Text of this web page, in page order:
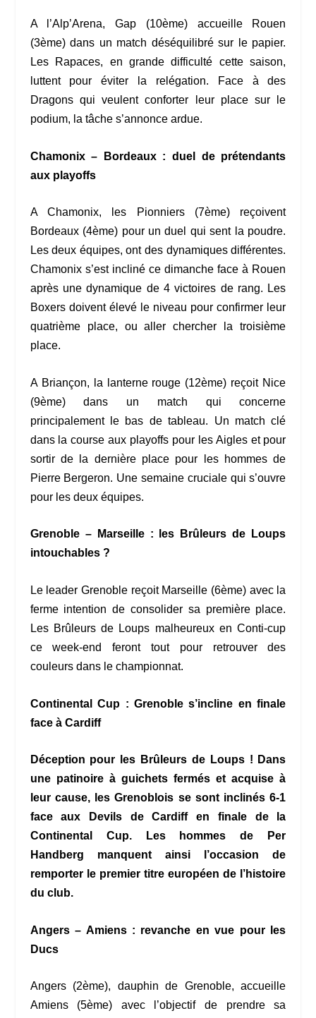
A l’Alp’Arena, Gap (10ème) accueille Rouen
(3ème) dans un match déséquilibré sur le papier.
Les Rapaces, en grande difficulté cette saison,
luttent pour éviter la relégation. Face à des
Dragons qui veulent conforter leur place sur le
podium, la tâche s’annonce ardue.
Chamonix – Bordeaux : duel de prétendants
aux playoffs
A Chamonix, les Pionniers (7ème) reçoivent
Bordeaux (4ème) pour un duel qui sent la poudre.
Les deux équipes, ont des dynamiques différentes.
Chamonix s’est incliné ce dimanche face à Rouen
après une dynamique de 4 victoires de rang. Les
Boxers doivent élevé le niveau pour confirmer leur
quatrième place, ou aller chercher la troisième
place.
A Briançon, la lanterne rouge (12ème) reçoit Nice
(9ème) dans un match qui concerne
principalement le bas de tableau. Un match clé
dans la course aux playoffs pour les Aigles et pour
sortir de la dernière place pour les hommes de
Pierre Bergeron. Une semaine cruciale qui s’ouvre
pour les deux équipes.
Grenoble – Marseille : les Brûleurs de Loups
intouchables ?
Le leader Grenoble reçoit Marseille (6ème) avec la
ferme intention de consolider sa première place.
Les Brûleurs de Loups malheureux en Conti-cup
ce week-end feront tout pour retrouver des
couleurs dans le championnat.
Continental Cup : Grenoble s’incline en finale
face à Cardiff
Déception pour les Brûleurs de Loups ! Dans
une patinoire à guichets fermés et acquise à
leur cause, les Grenoblois se sont inclinés 6-1
face aux Devils de Cardiff en finale de la
Continental Cup. Les hommes de Per
Handberg manquent ainsi l’occasion de
remporter le premier titre européen de l’histoire
du club.
Angers – Amiens : revanche en vue pour les
Ducs
Angers (2ème), dauphin de Grenoble, accueille
Amiens (5ème) avec l’objectif de prendre sa